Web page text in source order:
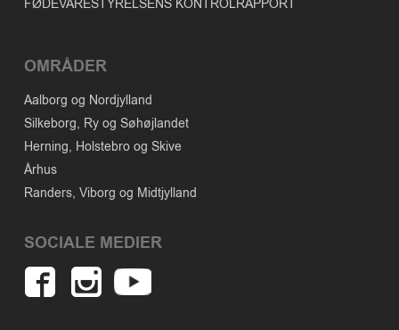
FØDEVARESTYRELSENS KONTROLRAPPORT
OMRÅDER
Aalborg og Nordjylland
Silkeborg, Ry og Søhøjlandet
Herning, Holstebro og Skive
Århus
Randers, Viborg og Midtjylland
SOCIALE MEDIER